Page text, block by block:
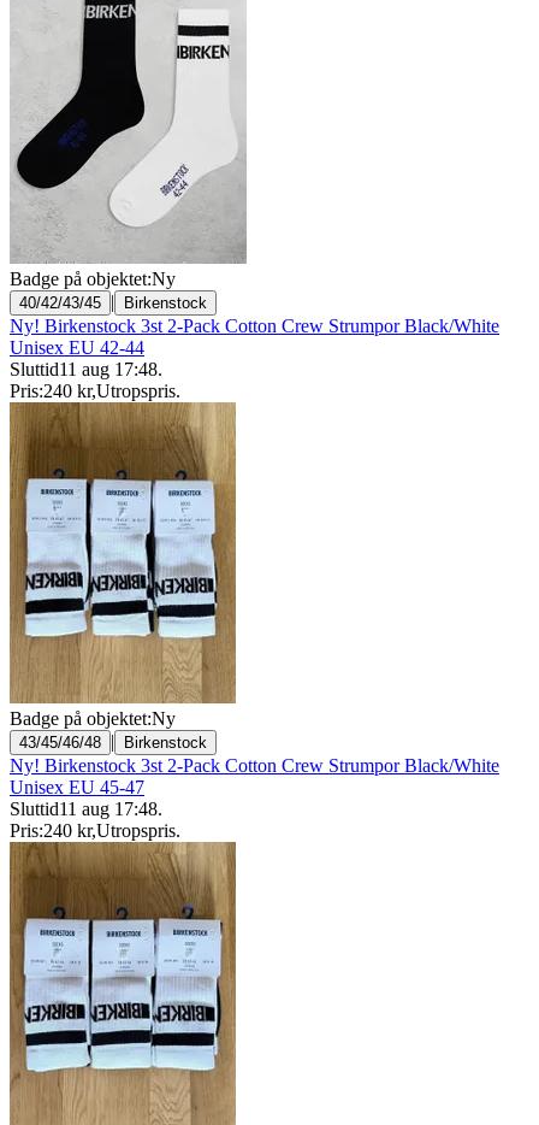
Badge på objektet:Ny
40/42/43/45 | Birkenstock
Ny! Birkenstock 3st 2-Pack Cotton Crew Strumpor Black/White
Unisex EU 42-44
Sluttid11 aug 17:48.
Pris:240 kr,Utropspris.
Badge på objektet:Ny
43/45/46/48 | Birkenstock
Ny! Birkenstock 3st 2-Pack Cotton Crew Strumpor Black/White
Unisex EU 45-47
Sluttid11 aug 17:48.
Pris:240 kr,Utropspris.